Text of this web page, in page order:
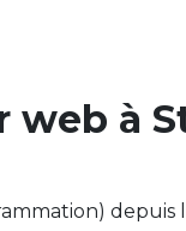
à
depuis